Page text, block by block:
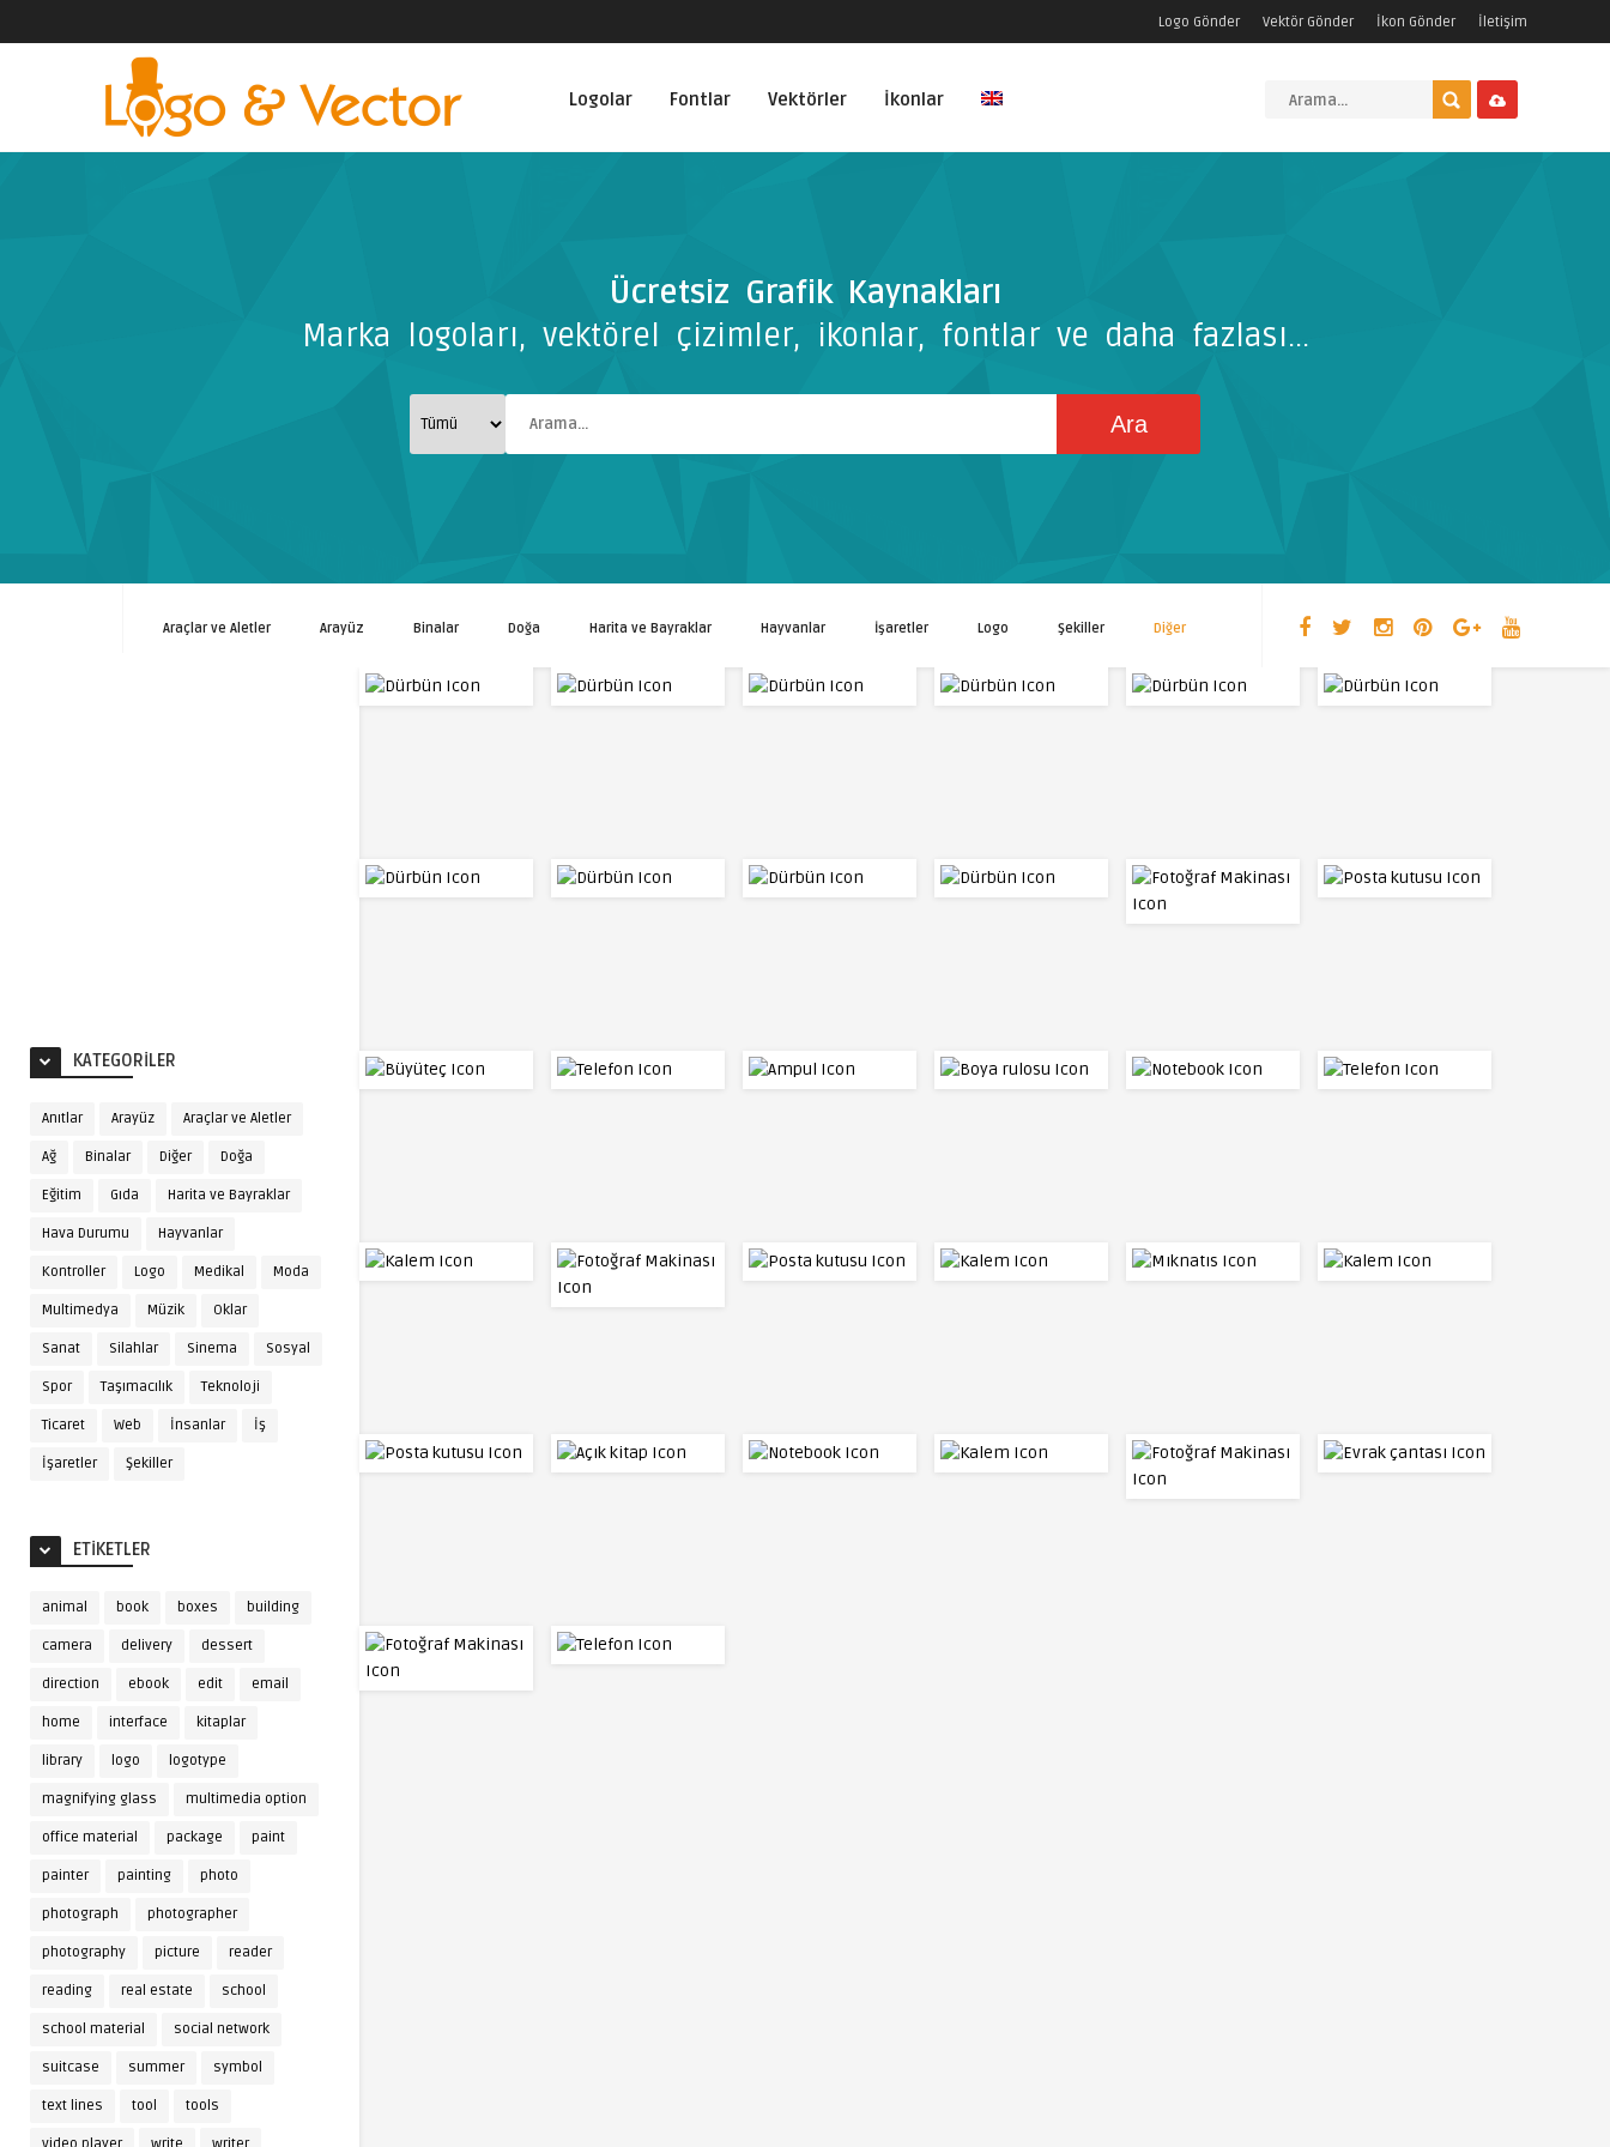
Logo Gönder Vektör Gönder İkon Gönder İletişim
Logolar Fontlar Vektörler İkonlar
Ücretsiz Grafik Kaynakları
Marka logoları, vektörel çizimler, ikonlar, fontlar ve daha fazlası...
Araçlar ve Aletler Arayüz Binalar Doğa Harita ve Bayraklar Hayvanlar İşaretler Logo Şekiller Diğer
KATEGORILER
Anıtlar Arayüz Araçlar ve Aletler
Ağ Binalar Diğer Doğa
Eğitim Gıda Harita ve Bayraklar
Hava Durumu Hayvanlar
Kontroller Logo Medikal Moda
Multimedya Müzik Oklar
Sanat Silahlar Sinema Sosyal
Spor Taşımacılık Teknoloji
Ticaret Web İnsanlar İş
İşaretler Şekiller
ETIKETLER
animal book boxes building
camera delivery dessert
direction ebook edit email
home interface kitaplar
library logo logotype
magnifying glass multimedia option
office material package paint
painter painting photo
photograph photographer
photography picture reader
reading real estate school
school material social network
suitcase summer symbol
text lines tool tools